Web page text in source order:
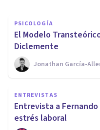
PSICOLOGÍA
​El Modelo
Diclemente
Jonathan García-
ENTREVISTAS
Entrevista a
estrés laboral
Los 5
Psicología